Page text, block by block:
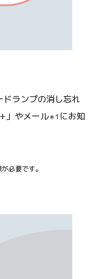
ドランプの消し忘れ
」やメール＊1 にお知
必要です。